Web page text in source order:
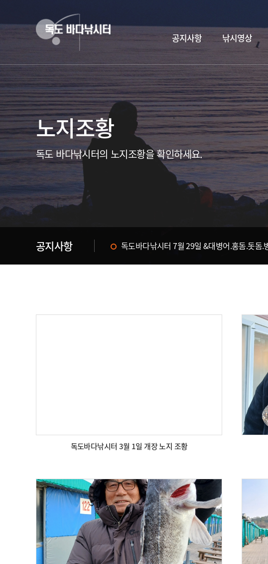
공지사항 낚시영상
노지조황
독도 바다낚시터의 노지조황을 확인하세요.
공지사항
독도바다낚시터 3월 1일 개장 노지 조황